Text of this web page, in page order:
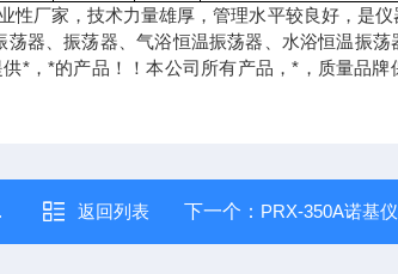
性厂家，技术力量雄厚，管理水平较良好，是
器、振荡器、气浴恒温振荡器、水浴恒温振
*，*的产品！！本公司所有产品，*，质量品牌
返回列表 下一个： PRX-350A诺基仪器生产的人